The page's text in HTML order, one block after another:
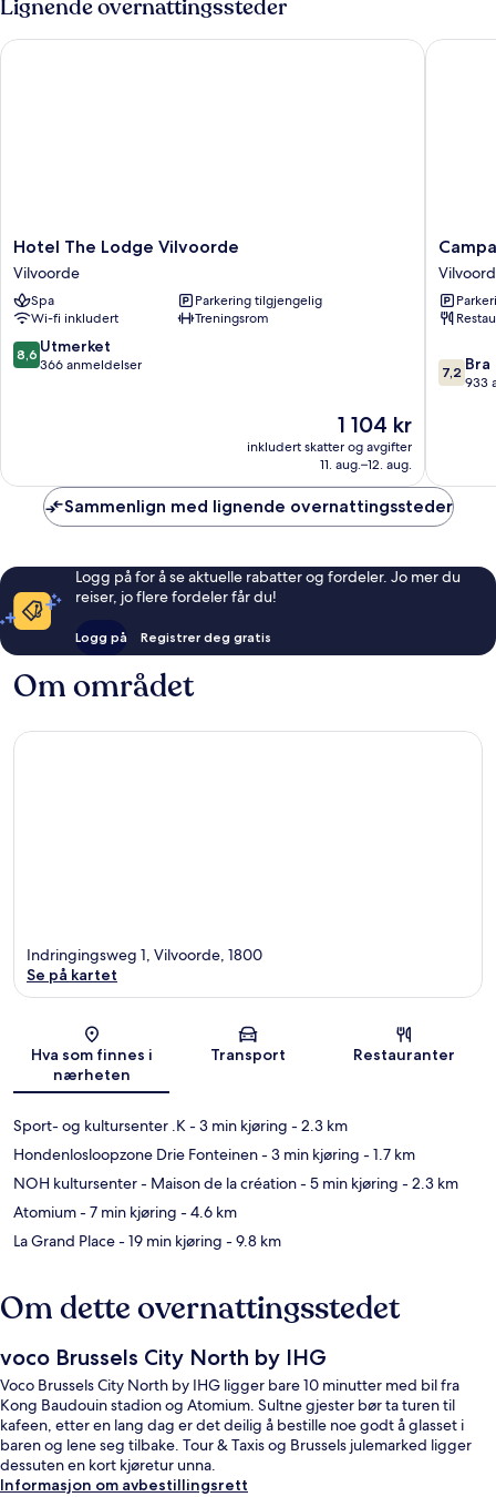
1
kingsize-
seng,
Lignende overnattingssteder
Hotel
The
Lodge
Vilvoorde
Vilvoorde
Hotel The Lodge Vilvoorde
Vilvoorde
Spa
Parkering tilgjengelig
Wi-fi inkludert
Treningsrom
8.6
av
8,6 Utmerket
366 anmeldelser
Prisen
1 104 kr
1 104 kr
inkludert skatter og avgifter
11. aug.–12. aug.
Hotel The Lodge Vilvoorde
Hotel
Brussel
/
7.2
av
7,2 Bra
933
Sammenlign med lignende overnattingssteder
Logg på for å se aktuelle rabatter og fordeler. Jo mer du
reiser, jo flere fordeler får du!
Logg på Registrer deg gratis
Om området
Kart
Indringingsweg 1, Vilvoorde, 1800
Se på kartet
Hva som finnes i
nærheten
Transport Restauranter
Sport- og kultursenter .K- 3 min kjøring - 2.3 km
Hondenlosloopzone Drie Fonteinen- 3 min kjøring - 1.7 km
NOH kultursenter - Maison de la création- 5 min kjøring - 2.3 km
Atomium- 7 min kjøring - 4.6 km
La Grand Place- 19 min kjøring - 9.8 km
Om dette overnattingsstedet
voco Brussels City North by IHG
Voco Brussels City North by IHG ligger bare 10 minutter med bil fra
Kong Baudouin stadion og Atomium. Sultne gjester bør ta turen til
kafeen, etter en lang dag er det deilig å bestille noe godt å glasset i
baren og lene seg tilbake. Tour & Taxis og Brussels julemarked ligger
dessuten en kort kjøretur unna.
Informasjon om avbestillingsrett